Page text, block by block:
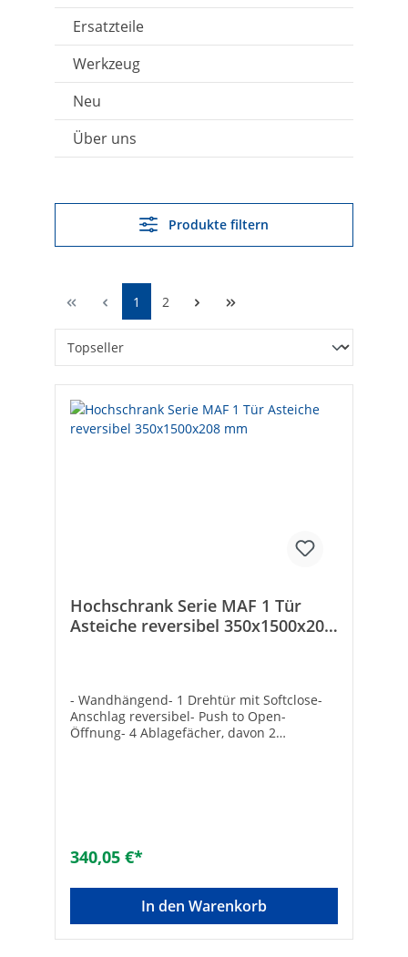
Ersatzteile
Werkzeug
Neu
Über uns
Produkte filtern
1 2
Hochschrank Serie MAF 1 Tür
Asteiche reversibel 350x1500x208
- Wandhängend- 1 Drehtür mit Softclose-
Anschlag reversibel- Push to Open-
Öffnung- 4 Ablagefächer, davon 2
340,05 €*
In den Warenkorb